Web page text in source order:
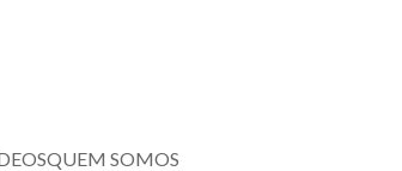
QUEM SOMOS